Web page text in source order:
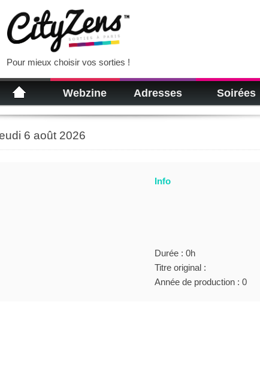
Pour mieux choisir vos sorties !
Webzine Adresses Soirées
6 août 2026
Info
Durée : 0h
Titre original :
Année de production : 0